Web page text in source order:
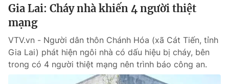
® Cấm sao chép dưới mọi hình thức nếu không có sự chấp
thuận bằng văn bản. Ghi rõ nguồn VTV.vn khi phát hành lại
thông tin từ website này.
Gia Lai: Cháy nhà khiến 4 người thiệt
mạng
VTV.vn - Người dân thôn Chánh Hóa (xã Cát Tiến, tỉnh
Gia Lai) phát hiện ngôi nhà có dấu hiệu bị cháy, bên
trong có 4 người thiệt mạng nên trình báo công an.